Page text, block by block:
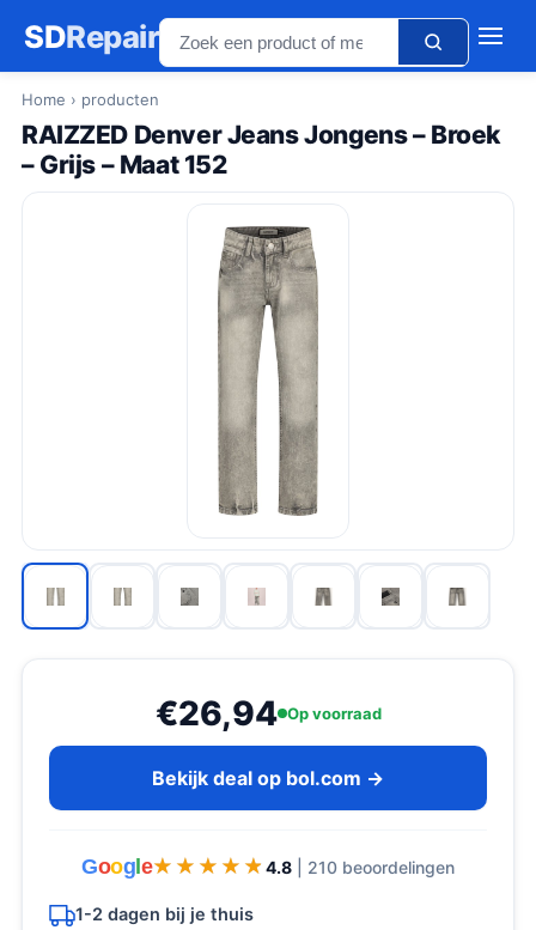
SDRepair
Home › producten
RAIZZED Denver Jeans Jongens – Broek
– Grijs – Maat 152
€26,94 Op voorraad
Bekijk deal op bol.com →
Goog e★★★★★
★★★★★ 4.8 | 210 beoordelingen
1-2 dagen bij je thuis